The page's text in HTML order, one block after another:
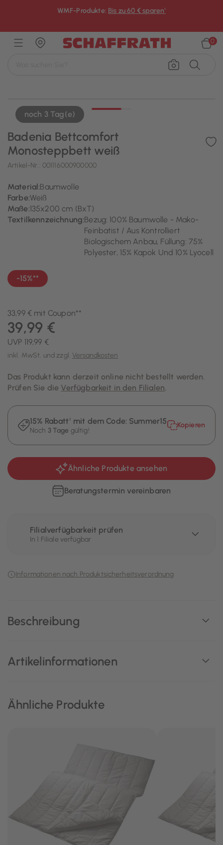
WMF-Produkte: Bis zu 60 € sparen¹
0
noch 3 Tag(e)
Beschreibung
Artikelinformationen
Badenia Bettcomfort
Monosteppbett weiß
Artikel-Nr.: 001116000900000
Material:Baumwolle
Farbe:Weiß
Maße:135x200 cm (BxT)
Textilkennzeichnung:Bezug: 100% Baumwolle - Mako-
Feinbatist / Aus Kontrolliert
Biologischem Anbau, Füllung: 75%
Polyester, 15% Kapok Und 10% Lyocell
-15%**
33,99 € mit Coupon**
UVP 119,99 €
39,99 €
inkl. MwSt. und zzgl. Versandkosten
Das Produkt kann derzeit online nicht bestellt werden.
Prüfen Sie die Verfügbarkeit in den Filialen.
15% Rabatt¹ mit dem Code: Summer15
Noch 3 Tage gültig!
Kopieren
Ähnliche Produkte ansehen
Beratungstermin vereinbaren
Filialverfügbarkeit prüfen
In 1 Filiale verfügbar
Informationen nach Produktsicherheitsverordnung